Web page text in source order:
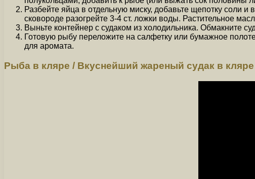
Разбейте яйца в отдельную миску, добавьте щепотку соли
сковороде разогрейте 3-4 ст. ложки воды. Растительное
Выньте контейнер с судаком из холодильника. Обмакните
Готовую рыбу переложите на салфетку или бумажное
для аромата.
Рыба в кляре / Вкуснейший жареный судак в